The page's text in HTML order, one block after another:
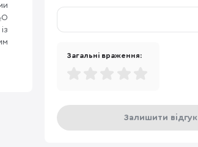
Загальні враження:
Залишити відгук